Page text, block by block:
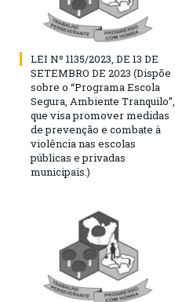
LEI Nº 1135/2023, DE 13 DE
SETEMBRO DE 2023 (Dispõe
sobre o “Programa Escola
Segura, Ambiente Tranquilo”,
que visa promover medidas
de prevenção e combate à
violência nas escolas
públicas e privadas
municipais.)